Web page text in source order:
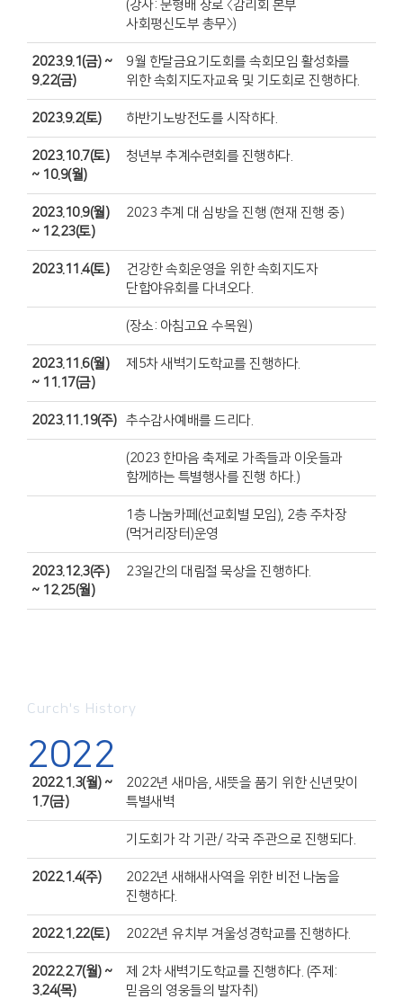
(강사: 문형배 장로 〈감리회 본부
사회평신도부 총무〉)
2023.9.1(금) ~
9.22(금)
9월 한달금요기도회를 속회모임 활성화를
위한 속회지도자교육 및 기도회로 진행하다.
2023.9.2(토) 하반기노방전도를 시작하다.
2023.10.7(토)
~ 10.9(월)
청년부 추계수련회를 진행하다.
2023.10.9(월)
~ 12.23(토)
2023 추계 대 심방을 진행 (현재 진행 중)
2023.11.4(토)
건강한 속회운영을 위한 속회지도자
단합야유회를 다녀오다.
(장소: 아침고요 수목원)
2023.11.6(월)
~ 11.17(금)
제5차 새벽기도학교를 진행하다.
2023.11.19(주) 추수감사예배를 드리다.
(2023 한마음 축제로 가족들과 이웃들과
함께하는 특별행사를 진행 하다.)
1층 나눔카페(선교회별 모임), 2층 주차장
(먹거리장터)운영
2023.12.3(주)
~ 12.25(월)
23일간의 대림절 묵상을 진행하다.
Curch's History
2022
2022.1.3(월) ~
1.7(금)
2022년 새마음, 새뜻을 품기 위한 신년맞이
특별새벽
기도회가 각 기관/ 각국 주관으로 진행되다.
2022.1.4(주)
2022년 새해새사역을 위한 비전 나눔을
진행하다.
2022.1.22(토) 2022년 유치부 겨울성경학교를 진행하다.
2022.2.7(월) ~
3.24(목)
제 2차 새벽기도학교를 진행하다. (주제:
믿음의 영웅들의 발자취)